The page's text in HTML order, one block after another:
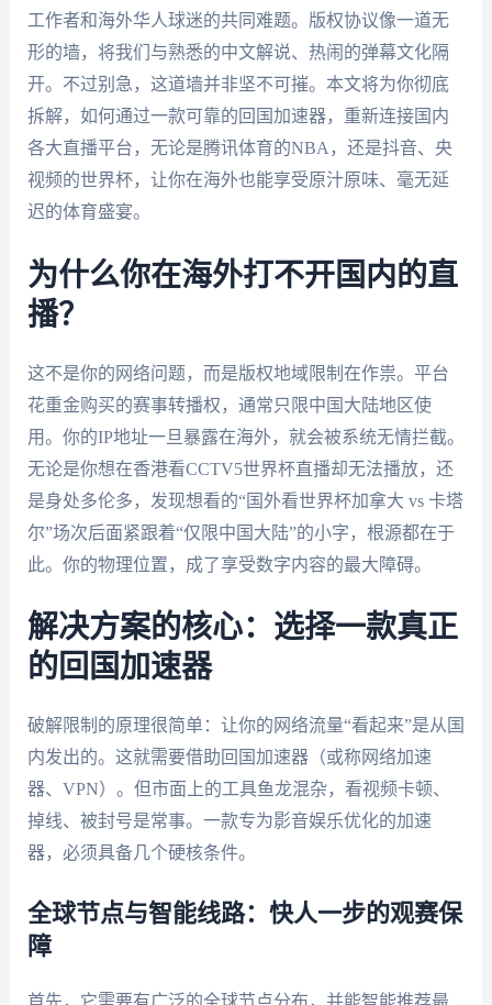
工作者和海外华人球迷的共同难题。版权协议像一道无
形的墙，将我们与熟悉的中文解说、热闹的弹幕文化隔
开。不过别急，这道墙并非坚不可摧。本文将为你彻底
拆解，如何通过一款可靠的回国加速器，重新连接国内
各大直播平台，无论是腾讯体育的NBA，还是抖音、央
视频的世界杯，让你在海外也能享受原汁原味、毫无延
迟的体育盛宴。
为什么你在海外打不开国内的直
播？
这不是你的网络问题，而是版权地域限制在作祟。平台
花重金购买的赛事转播权，通常只限中国大陆地区使
用。你的IP地址一旦暴露在海外，就会被系统无情拦截。
无论是你想在香港看CCTV5世界杯直播却无法播放，还
是身处多伦多，发现想看的“国外看世界杯加拿大 vs 卡塔
尔”场次后面紧跟着“仅限中国大陆”的小字，根源都在于
此。你的物理位置，成了享受数字内容的最大障碍。
解决方案的核心：选择一款真正
的回国加速器
破解限制的原理很简单：让你的网络流量“看起来”是从国
内发出的。这就需要借助回国加速器（或称网络加速
器、VPN）。但市面上的工具鱼龙混杂，看视频卡顿、
掉线、被封号是常事。一款专为影音娱乐优化的加速
器，必须具备几个硬核条件。
全球节点与智能线路：快人一步的观赛保
障
首先，它需要有广泛的全球节点分布，并能智能推荐最